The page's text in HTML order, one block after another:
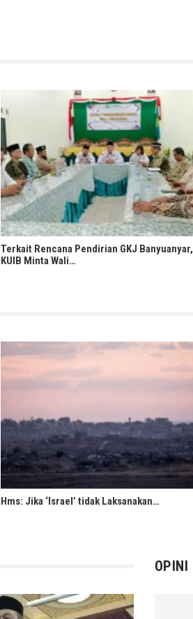
Terkait Rencana Pendirian GKJ Banyuanyar,
KUIB Minta Wali…
Hms: Jika ‘Israel’ tidak Laksanakan…
OPINI